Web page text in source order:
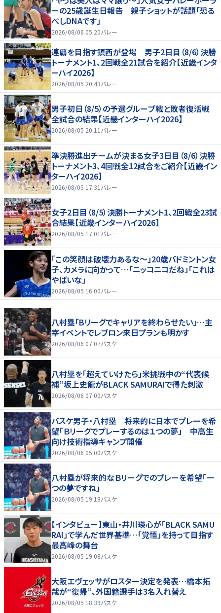
ーの25歳誕生日報告 親子ショットが話題「恐る
べしDNAです」
2026/08/06 05:20バレー
連覇を目指す鎮西が登場 男子2日目（8/6）決勝
トーナメント1、2回戦全21試合を紹介【近畿インタ
ーハイ2026】
2026/08/05 20:43バレー
男子初日（8/5）の予選グループ戦と敗者復活戦
全試合の結果【近畿インターハイ2026】
2026/08/05 20:11 バレー
準決勝進出チームが決まる女子3日目（8/6）決勝
トーナメント3、4回戦全12試合をご紹介【近畿イン
ターハイ2026】
2026/08/05 17:31 バレー
女子2日目（8/5）決勝トーナメント1、2回戦全23試
合結果【近畿インターハイ2026】
2026/08/05 17:01 バレー
「この笑顔は破壊力あるな〜」20歳バドミントン女
子、カメラに向かって…「ニッコニコだね」「これは
やばいな」
2026/08/05 16:00バレー
八村塁「Bリーグでキャリアを終わらせたい」…主
宰イベントでレブロン来日プランも明かす
2026/08/06 07:07バスケ
八村塁を「超えていけたら」米挑戦中の“代表候
補”坂上史龍がBLACK SAMURAIで得た刺激
2026/08/06 07:00バスケ
バスケ男子・八村塁 将来的に日本でプレーを希
望「Ｂリーグでプレーするのは１つの夢」 中高生
向け技術指導キャンプ開催
2026/08/06 05:00バスケ
八村塁が将来的なＢリーグでのプレーを希望「一
つの夢ですね」
2026/08/05 19:18バスケ
【インタビュー】東山・井川瑛心が「BLACK SAMU
RAI」で学んだ世界基準…「覚悟」を持って目指す
最高峰の舞台
2026/08/05 19:08バスケ
大阪エヴェッサがロスター決定を発表…橋本拓
哉が“復帰”、外国籍選手は3名入れ替え
2026/08/05 18:39バスケ